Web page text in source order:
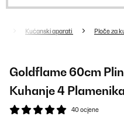
Kućanski aparati Ploče za
Goldflame 60cm
Kuhanje 4
40 ocjene